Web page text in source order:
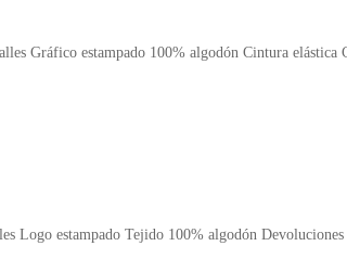
estampado 100% algodón Cintura elástica
estampado Tejido 100% algodón Devoluciones